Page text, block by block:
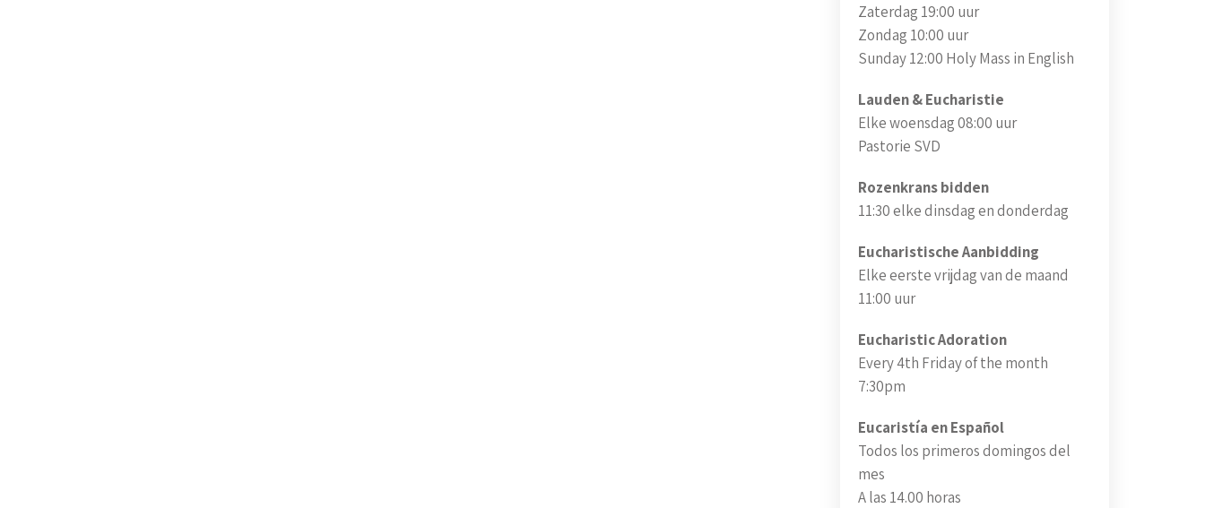
Zaterdag 19:00 uur
Zondag 10:00 uur
Sunday 12:00 Holy Mass in English
Lauden & Eucharistie
Elke woensdag 08:00 uur
Pastorie SVD
Rozenkrans bidden
11:30 elke dinsdag en donderdag
Eucharistische Aanbidding
Elke eerste vrijdag van de maand
11:00 uur
Eucharistic Adoration
Every 4th Friday of the month
7:30pm
Eucaristía en Español
Todos los primeros domingos del
mes
A las 14.00 horas